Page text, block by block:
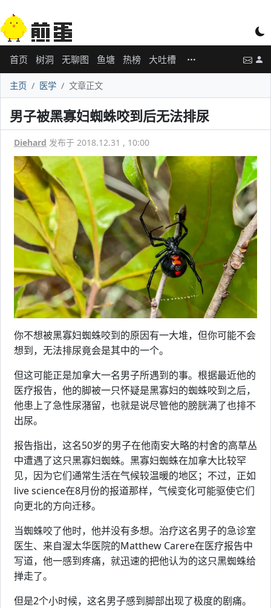
首页 树洞 无聊图 鱼塘 热榜 大吐槽
主页 医学 文章正文
男子被黑寡妇蜘蛛咬到后无法排尿
Diehard 发布于 2018.12.31 , 10:00
你不想被黑寡妇蜘蛛咬到的原因有一大堆，但你可能不会
想到，无法排尿竟会是其中的一个。
但这可能正是加拿大一名男子所遇到的事。根据最近他的
医疗报告，他的脚被一只怀疑是黑寡妇的蜘蛛咬到之后，
他患上了急性尿潴留，也就是说尽管他的膀胱满了也排不
出尿。
报告指出，这名50岁的男子在他南安大略的村舍的高草丛
中遭遇了这只黑寡妇蜘蛛。黑寡妇蜘蛛在加拿大比较罕
见，因为它们通常生活在气候较温暖的地区；不过，正如
live science在8月份的报道那样，气候变化可能驱使它们
向更北的方向迁移。
当蜘蛛咬了他时，他并没有多想。治疗这名男子的急诊室
医生、来自渥太华医院的Matthew Carere在医疗报告中
写道，他一感到疼痛，就迅速的把他认为的这只黑蜘蛛给
掸走了。
但是2个小时候，这名男子感到脚部出现了极度的剧痛。